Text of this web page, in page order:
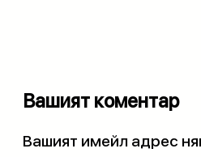
Вашият коментар
Вашият имейл адрес